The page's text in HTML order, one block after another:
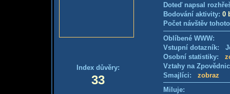
Index důvěry:
33
Doteď napsal
Bodování aktivity: 0
Počet návštěv
Oblíbené WWW:
Vstupní dotazník:
Osobní statistiky:
Vztahy na
Smajlíci: zobraz
Miluje: